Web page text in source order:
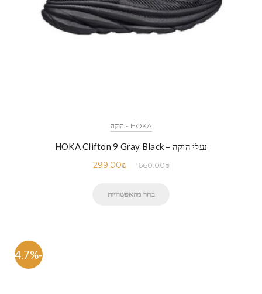
HOKA - הוקה
נעלי הוקה – HOKA Clifton 9 Gray Black
660.00₪
299.00₪
בחר מהאפשרויות
-54.7%